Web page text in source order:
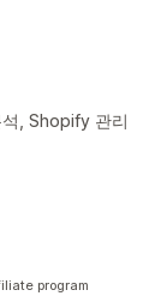
, Shopify 관리
program